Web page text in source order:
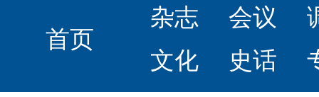
首页
杂志 会议
文化
史话